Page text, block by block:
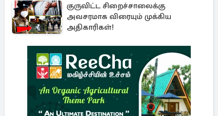
குருவிட்ட சிறைச்சாலைக்கு
அவசரமாக விரையும் முக்கிய
அதிகாரிகள்!